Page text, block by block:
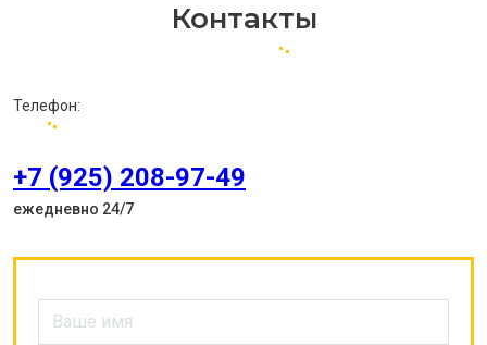
Контакты
Телефон:
+7 (925) 208-97-49
ежедневно 24/7